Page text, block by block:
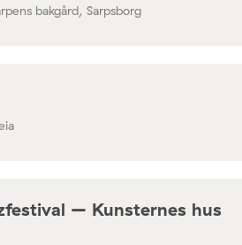
bakgård, Sarpsborg
– Kunsternes hus